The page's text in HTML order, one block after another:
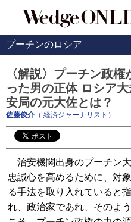
プーチンのロシア
〈解説〉プーチン政
った男の正体 ロシア
安局の元大佐とは？
佐藤俊介 （ 経済ジャーナリスト）
治安機関出身のプーチン
忠誠心を高めるために、対
る手法を取り入れていると
れ、政治家であれ、そのよ